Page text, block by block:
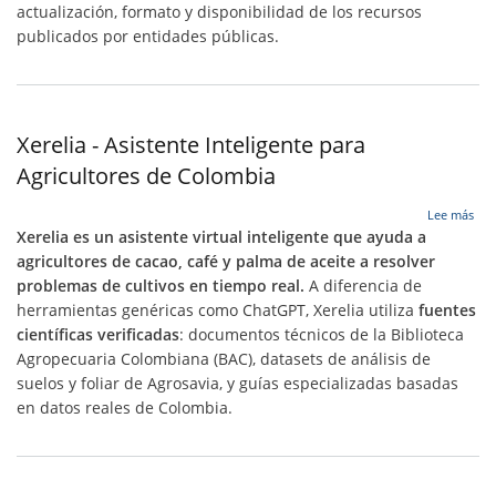
-
actualización, formato y disponibilidad de los recursos
publicados por entidades públicas.
Xerelia - Asistente Inteligente para
Agricultores de Colombia
Lee más
Xerelia es un asistente virtual inteligente que ayuda a
agricultores de cacao, café y palma de aceite a resolver
problemas de cultivos en tiempo real. A diferencia de
herramientas genéricas como ChatGPT, Xerelia utiliza fuentes
científicas verificadas: documentos técnicos de la Biblioteca
Agropecuaria Colombiana (BAC), datasets de análisis de
suelos y foliar de Agrosavia, y guías especializadas basadas
en datos reales de Colombia.